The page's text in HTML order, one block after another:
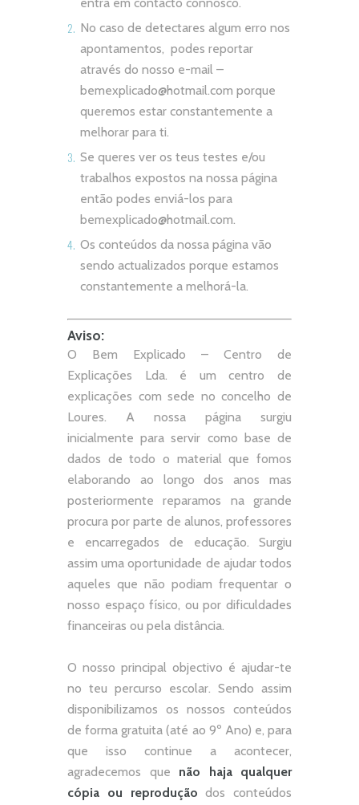
No caso de detectares algum erro nos
apontamentos, podes reportar
através do nosso e-mail –
bemexplicado@hotmail.com porque
queremos estar constantemente a
melhorar para ti.
Se queres ver os teus testes e/ou
trabalhos expostos na nossa página
então podes enviá-los para
bemexplicado@hotmail.com.
Os conteúdos da nossa página vão
sendo actualizados porque estamos
constantemente a melhorá-la.
Aviso:
O Bem Explicado – Centro de
Explicações Lda. é um centro de
explicações com sede no concelho de
Loures. A nossa página surgiu
inicialmente para servir como base de
dados de todo o material que fomos
elaborando ao longo dos anos mas
posteriormente reparamos na grande
procura por parte de alunos, professores
e encarregados de educação. Surgiu
assim uma oportunidade de ajudar todos
aqueles que não podiam frequentar o
nosso espaço físico, ou por dificuldades
financeiras ou pela distância.
O nosso principal objectivo é ajudar-te
no teu percurso escolar. Sendo assim
disponibilizamos os nossos conteúdos
de forma gratuita (até ao 9º Ano) e, para
que isso continue a acontecer,
agradecemos que não
haja qualquer
cópia ou reprodução dos conteúdos